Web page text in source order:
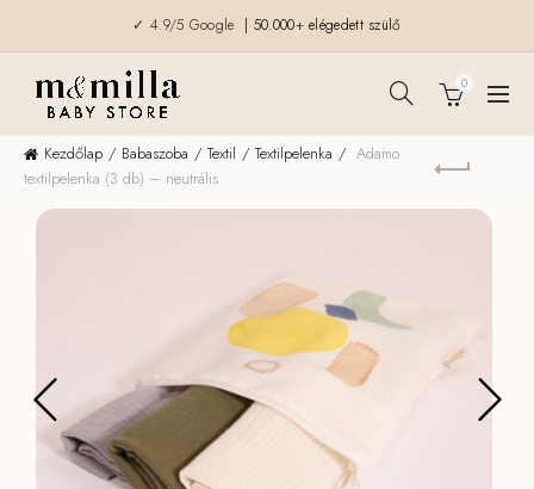
✓ 4.9/5 Google | 50.000+ elégedett szülő
0
Kezdőlap Babaszoba Textil Textilpelenka
Adamo
textilpelenka (3 db) – neutrális